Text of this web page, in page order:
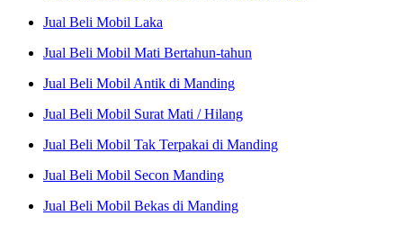
Jual Beli Mobil Laka
Jual Beli Mobil Mati Bertahun-tahun
Jual Beli Mobil Antik di Manding
Jual Beli Mobil Surat Mati / Hilang
Jual Beli Mobil Tak Terpakai di Manding
Jual Beli Mobil Secon Manding
Jual Beli Mobil Bekas di Manding